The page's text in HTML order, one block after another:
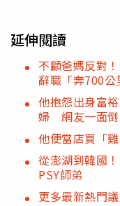
延伸閱讀
不顧爸媽反對
辭職「奔700公
他抱怨出身富
婦 網友一面倒
他便當店買「
從澎湖到韓國
PSY師弟
更多最新熱門